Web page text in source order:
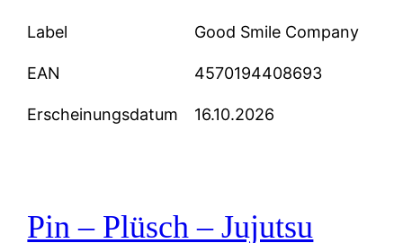
Label Good Smile Company
EAN 4570194408693
Erscheinungsdatum 16.10.2026
Pin – Plüsch – Jujutsu